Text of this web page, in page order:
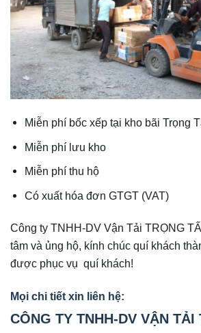
Miễn phí bốc xếp tại kho bãi Trọng
Miễn phí lưu kho
Miễn phí thu hộ
Có xuất hóa đơn GTGT (VAT)
Công ty TNHH-DV Vận Tải TRỌNG
tâm và ủng hộ, kính chúc quí khách
được phục vụ quí khách!
Mọi chi tiết xin liên hệ:
CÔNG TY TNHH-DV VẬN TẢI